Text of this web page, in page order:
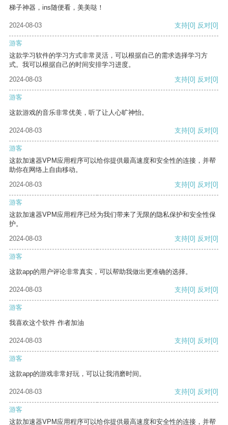
梯子神器，ins随便看，美美哒！
2024-08-03 支持[0] 反对[0]
游客
这款学习软件的学习方式非常灵活，可以根据自己的需求选择学习方
式。我可以根据自己的时间安排学习进度。
2024-08-03
支持[0] 反对[0]
游客
这款游戏的音乐非常优美，听了让人心旷神怡。
2024-08-03 支持[0] 反对[0]
游客
这款加速器VPM应用程序可以给你提供最高速度和安全性的连接，并帮
助你在网络上自由移动。
2024-08-03
支持[0] 反对[0]
游客
这款加速器VPM应用程序已经为我们带来了无限的隐私保护和安全性保
护。
2024-08-03
支持[0] 反对[0]
游客
这款app的用户评论非常真实，可以帮助我做出更准确的选择。
2024-08-03 支持[0] 反对[0]
游客
我喜欢这个软件 作者加油
2024-08-03 支持[0] 反对[0]
游客
这款app的游戏非常好玩，可以让我消磨时间。
2024-08-03 支持[0] 反对[0]
游客
这款加速器VPM应用程序可以给你提供最高速度和安全性的连接，并帮